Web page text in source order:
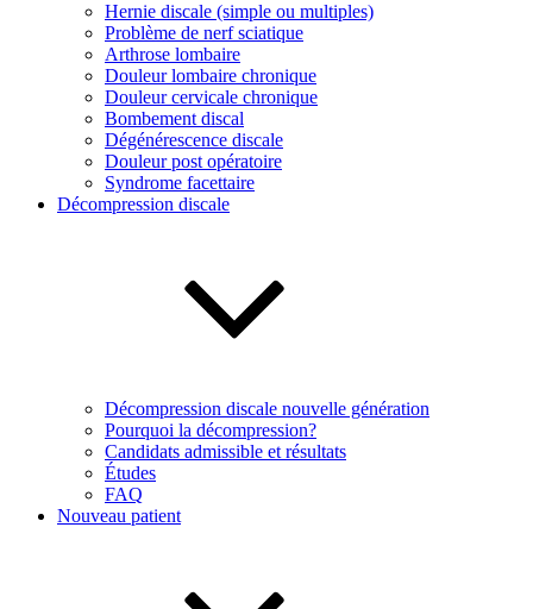
Hernie discale (simple ou multiples)
Problème de nerf sciatique
Arthrose lombaire
Douleur lombaire chronique
Douleur cervicale chronique
Bombement discal
Dégénérescence discale
Douleur post opératoire
Syndrome facettaire
Décompression discale
Décompression discale nouvelle génération
Pourquoi la décompression?
Candidats admissible et résultats
Études
FAQ
Nouveau patient